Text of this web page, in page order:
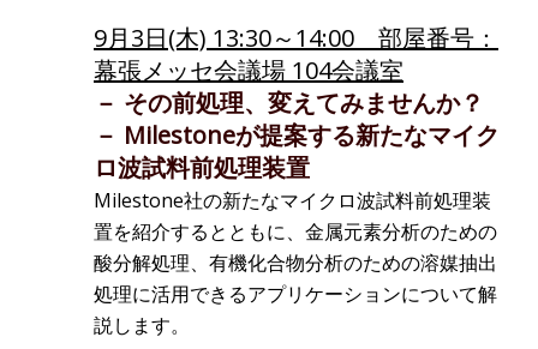
9月3日(木) 13:30～14:00 部屋番号：
幕張メッセ会議場 104会議室
－ その前処理、変えてみませんか？
－ Milestoneが提案する新たなマイク
ロ波試料前処理装置
Milestone社の新たなマイクロ波試料前処理装
置を紹介するとともに、金属元素分析のための
酸分解処理、有機化合物分析のための溶媒抽出
処理に活用できるアプリケーションについて解
説します。